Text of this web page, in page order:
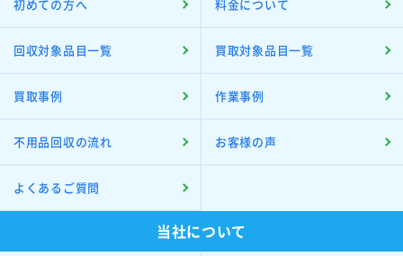
初めての方へ 料金について
回収対象品目一覧 買取対象品目一覧
買取事例 作業事例
不用品回収の流れ お客様の声
よくあるご質問
当社について